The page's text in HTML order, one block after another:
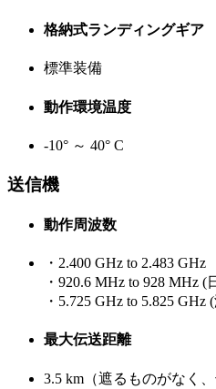
格納式ランディングギア
標準装備
動作環境温度
-10° ～ 40° C
送信機
動作周波数
・2.400 GHz to 2.483 GHz
・920.6 MHz to 928 MHz (
・5.725 GHz to 5.825 GHz
最大伝送距離
3.5 km（遮るものがなく